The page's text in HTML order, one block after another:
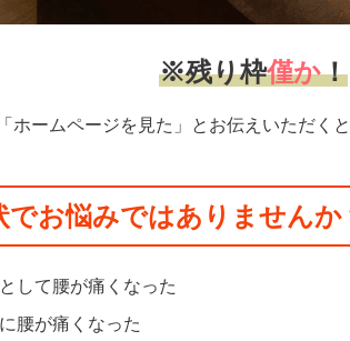
※残り枠僅か！
ホームページを見た」とお伝えいただく
でお悩みではありませんか
して腰が痛くなった
腰が痛くなった